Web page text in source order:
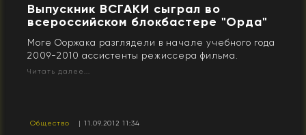
Выпускник ВСГАКИ сыграл во
всероссийском блокбастере "Орда"
Моге Ооржака разглядели в начале учебного года
2009-2010 ассистенты режиссера фильма.
Читать далее...
Общество | 11.09.2012 11:34